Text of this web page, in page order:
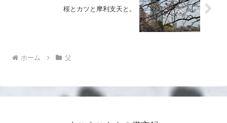
桜とカツと摩利支天と。
ホーム 父